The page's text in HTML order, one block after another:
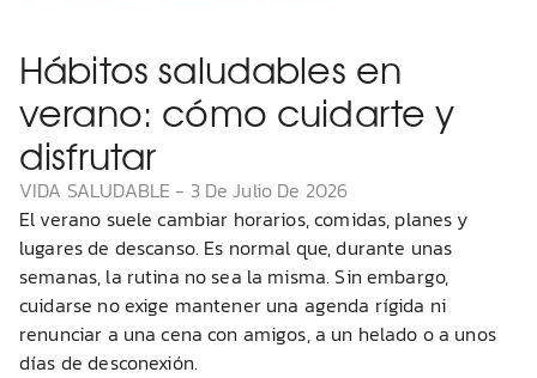
Hábitos saludables en
verano: cómo cuidarte y
disfrutar
VIDA SALUDABLE - 3 De Julio De 2026
El verano suele cambiar horarios, comidas, planes y
lugares de descanso. Es normal que, durante unas
semanas, la rutina no sea la misma. Sin embargo,
cuidarse no exige mantener una agenda rígida ni
renunciar a una cena con amigos, a un helado o a unos
días de desconexión.